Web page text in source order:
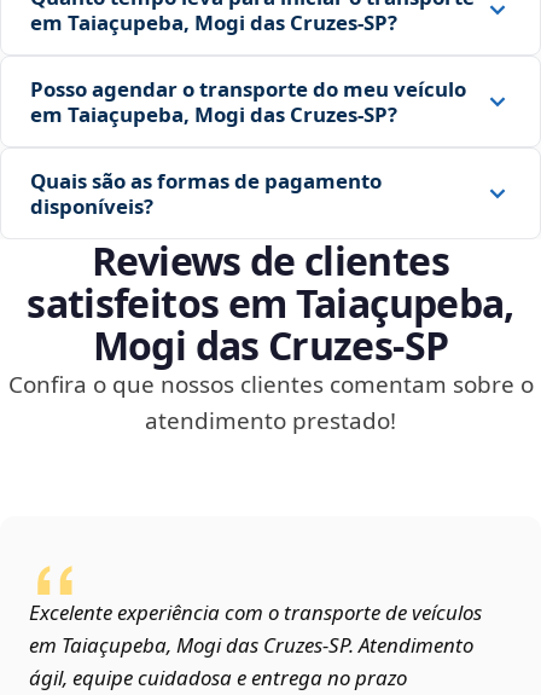
em Taiaçupeba, Mogi das Cruzes‑SP?
Posso agendar o transporte do meu veículo
em Taiaçupeba, Mogi das Cruzes‑SP?
Quais são as formas de pagamento
disponíveis?
Reviews de clientes
satisfeitos em Taiaçupeba,
Mogi das Cruzes‑SP
Confira o que nossos clientes comentam sobre o
atendimento prestado!
Excelente experiência com o transporte de veículos
em Taiaçupeba, Mogi das Cruzes‑SP. Atendimento
ágil, equipe cuidadosa e entrega no prazo